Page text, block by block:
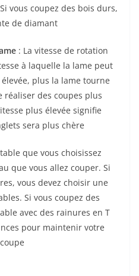
vous coupez des bois durs,
de diamant
: La vitesse de rotation
à laquelle la lame peut
plus la lame tourne
réaliser des coupes plus
plus élevée signifie
sera plus chère
que vous choisissez
que vous allez couper. Si
vous devez choisir une
Si vous coupez des
avec des rainures en T
pour maintenir votre